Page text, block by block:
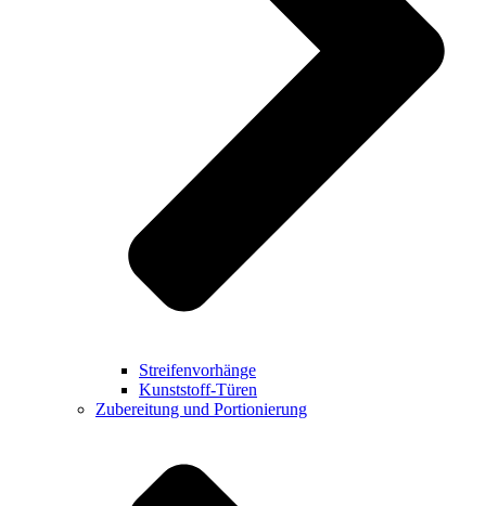
Streifenvorhänge
Kunststoff-Türen
Zubereitung und Portionierung